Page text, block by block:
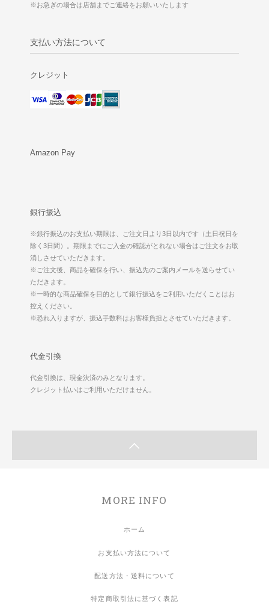
※お急ぎの場合は店舗までご連絡をお願いいたします
支払い方法について
クレジット
Amazon Pay
銀行振込
※銀行振込のお支払い期限は、ご注文日より3日以内です（土日祝日を
除く3日間）。期限までにご入金の確認がとれない場合はご注文をお取
消しさせていただきます。
※ご注文後、商品を確保を行い、振込先のご案内メールを送らせてい
ただきます。
※一時的な商品確保を目的として銀行振込をご利用いただくことはお
控えください。
※恐れ入りますが、振込手数料はお客様負担とさせていただきます。
代金引換
代金引換は、現金決済のみとなります。
クレジット払いはご利用いただけません。
MORE INFO
ホーム
お支払い方法について
配送方法・送料について
特定商取引法に基づく表記